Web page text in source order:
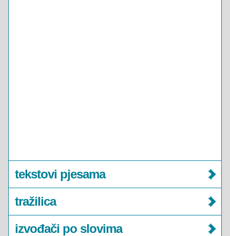
tekstovi pjesama
tražilica
izvođači po slovima